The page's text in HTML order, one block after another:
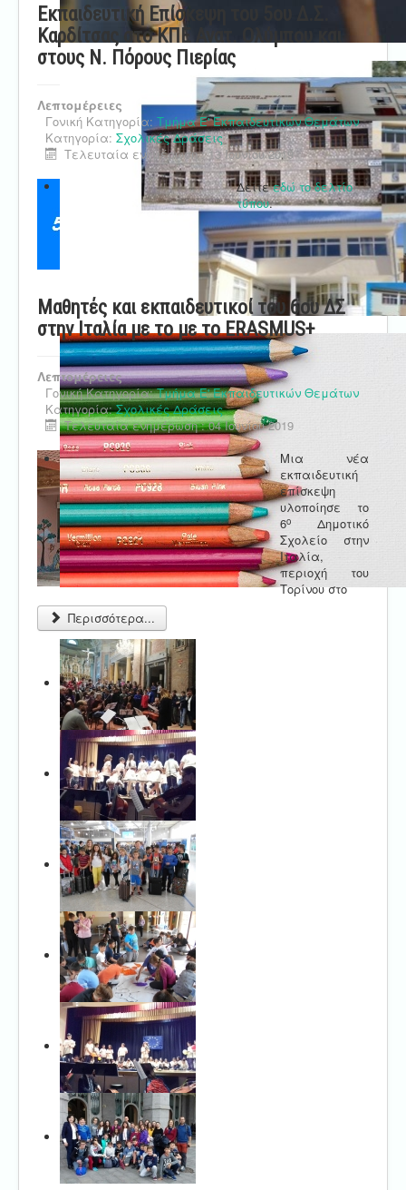
Εκπαιδευτική Επίσκεψη του 5ου Δ.Σ.
Καρδίτσας στο ΚΠΕ Ανατ. Ολύμπου και
στους Ν. Πόρους Πιερίας
Λεπτομέρειες
Γονική Κατηγορία:Τμήμα Ε' Εκπαιδευτικών Θεμάτων
Κατηγορία: Σχολικές Δράσεις
Τελευταία ενημέρωση : 13 Ιουνίου 2019
Δείτεεδώ το δελτίο
τύπου.
Μαθητές και εκπαιδευτικοί του 6ου ΔΣ
στην Ιταλία με το με το ERASMUS+
Λεπτομέρειες
Γονική Κατηγορία:Τμήμα Ε' Εκπαιδευτικών Θεμάτων
Κατηγορία:Σχολικές Δράσεις
Τελευταία ενημέρωση : 04 Ιουνίου 2019
Μια νέα
εκπαιδευτική
επίσκεψη
υλοποίησε το
6ο
Δημοτικό
Σχολείο στην
Ιταλία,
περιοχή του
Τορίνου στο
Περισσότερα...